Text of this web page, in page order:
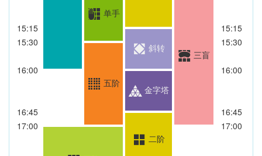
单手
三盲
15:15
斜转
15:15
15:30
五阶
15:30
16:00
金字塔
16:00
16:45
二阶
16:45
17:00
17:00